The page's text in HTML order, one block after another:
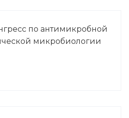
по антимикробной
микробиологии